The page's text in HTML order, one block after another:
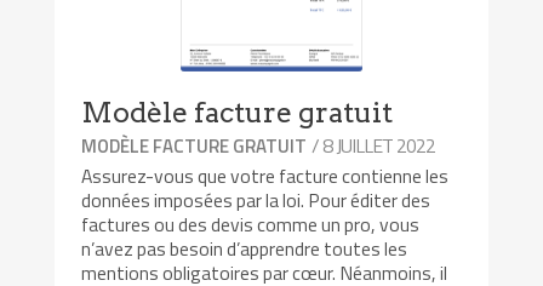
Modèle facture gratuit
MODÈLE FACTURE GRATUIT / 8 JUILLET 2022
Assurez-vous que votre facture contienne les
données imposées par la loi. Pour éditer des
factures ou des devis comme un pro, vous
n’avez pas besoin d’apprendre toutes les
mentions obligatoires par cœur. Néanmoins, il